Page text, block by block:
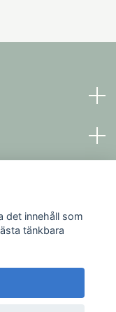
det innehåll som
tänkbara